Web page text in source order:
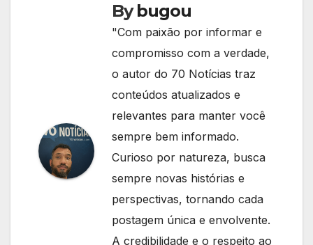
Bybugou
"Com paixão por informar e
compromisso com a verdade,
o autor do 70 Notícias traz
conteúdos atualizados e
relevantes para manter você
sempre bem informado.
Curioso por natureza, busca
sempre novas histórias e
perspectivas, tornando cada
postagem única e envolvente.
A credibilidade e o respeito ao